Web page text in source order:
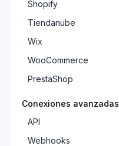
Shopify
Tiendanube
Wix
WooCommerce
PrestaShop
Conexiones avanzadas
API
Webhooks